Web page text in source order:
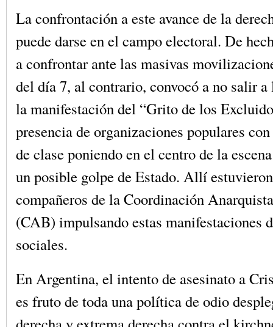
La confrontación a este avance de la
puede darse en el campo electoral. De
a confrontar ante las masivas
del día 7, al contrario, convocó a no salir
la manifestación del “Grito de los
presencia de organizaciones populares
de clase poniendo en el centro de la
un posible golpe de Estado. Allí
compañeros de la Coordinación
(CAB) impulsando estas manifestaciones
sociales.
En Argentina, el intento de asesinato a
es fruto de toda una política de odio